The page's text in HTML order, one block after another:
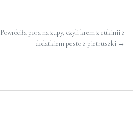
Powróciła pora na zupy, czyli krem z cukinii z
dodatkiem pesto z pietruszki →